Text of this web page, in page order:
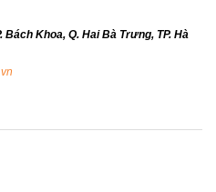
Bách Khoa, Q. Hai Bà Trưng, TP. Hà